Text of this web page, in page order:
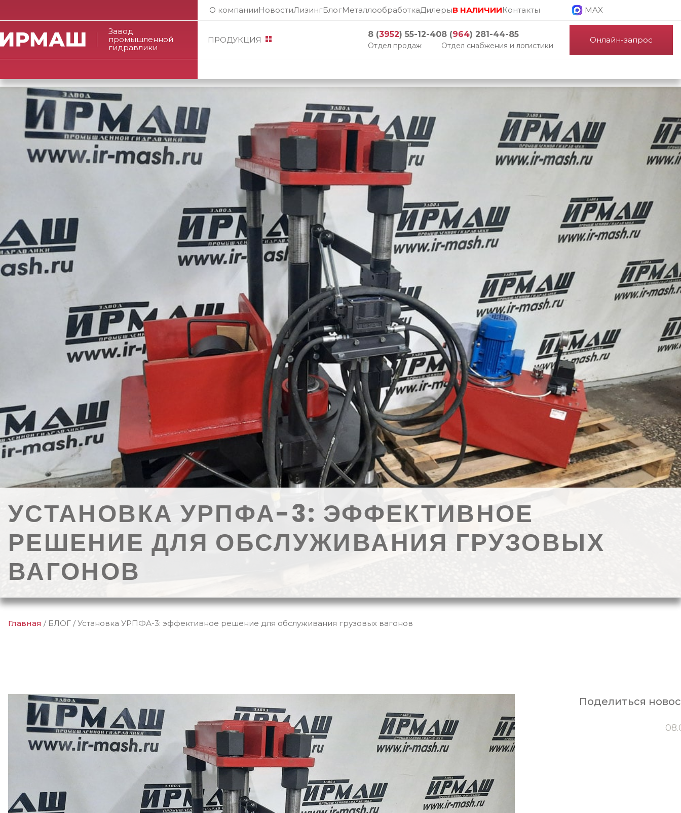
Завод
промышленной
гидравлики
О компанииНовостиЛизингБлогМеталлообработкаДилерыВ НАЛИЧИИКонтакты MAX
ПРОДУКЦИЯ
8 (3952) 55-12-40
Отдел продаж
8 (964) 281-44-85
Отдел снабжения и логистики
Онлайн-запрос
УСТАНОВКА УРПФА-3: ЭФФЕКТИВНОЕ
РЕШЕНИЕ ДЛЯ ОБСЛУЖИВАНИЯ ГРУЗОВЫХ
ВАГОНОВ
Главная / БЛОГ /Установка УРПФА-3: эффективное решение для обслуживания грузовых вагонов
Поделиться